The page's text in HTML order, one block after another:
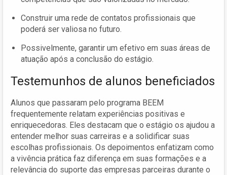
Construir uma rede de contatos profissionais que
poderá ser valiosa no futuro.
Possivelmente, garantir um efetivo em suas áreas de
atuação após a conclusão do estágio.
Testemunhos de alunos beneficiados
Alunos que passaram pelo programa BEEM
frequentemente relatam experiências positivas e
enriquecedoras. Eles destacam que o estágio os ajudou a
entender melhor suas carreiras e a solidificar suas
escolhas profissionais. Os depoimentos enfatizam como
a vivência prática faz diferença em suas formações e a
relevância do suporte das empresas parceiras durante o